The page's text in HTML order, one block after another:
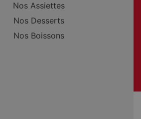
Nos Assiettes
Nos Desserts
Nos Boissons